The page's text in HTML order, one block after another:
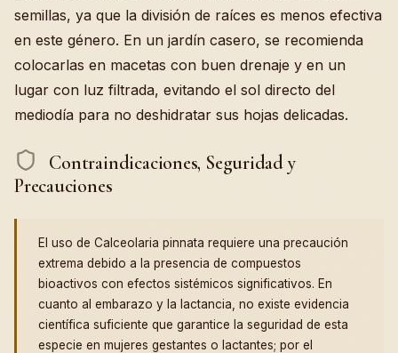
semillas, ya que la división de raíces es menos efectiva
en este género. En un jardín casero, se recomienda
colocarlas en macetas con buen drenaje y en un
lugar con luz filtrada, evitando el sol directo del
mediodía para no deshidratar sus hojas delicadas.
Contraindicaciones, Seguridad y
Precauciones
El uso de Calceolaria pinnata requiere una precaución
extrema debido a la presencia de compuestos
bioactivos con efectos sistémicos significativos. En
cuanto al embarazo y la lactancia, no existe evidencia
científica suficiente que garantice la seguridad de esta
especie en mujeres gestantes o lactantes; por el